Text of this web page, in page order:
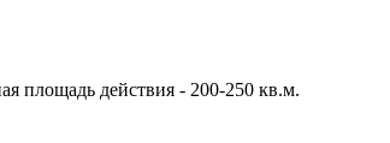
площадь действия - 200-250 кв.м.